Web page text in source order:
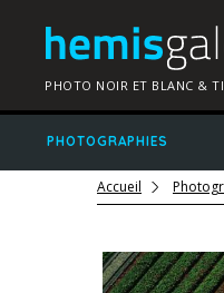
PHOTO NOIR ET BLANC &
PHOTOGRAPHIES
Accueil